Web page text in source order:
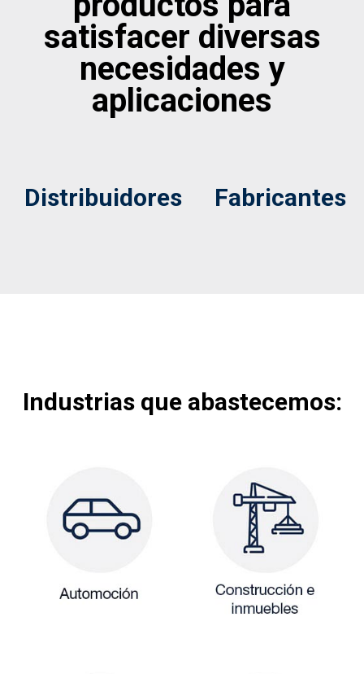
satisfacer diversas
necesidades y
aplicaciones
Distribuidores Fabricantes
Industrias que abastecemos: